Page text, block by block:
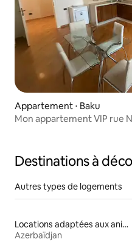
Appartement ⋅ Baku
Mon appartement VIP rue
Destinations à
Autres types de logements
Locations adaptées aux animaux
Azerbaïdjan